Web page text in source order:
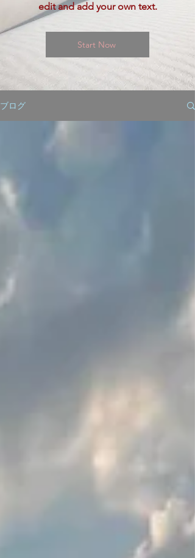
edit and add your own text.
Start Now
ブログ